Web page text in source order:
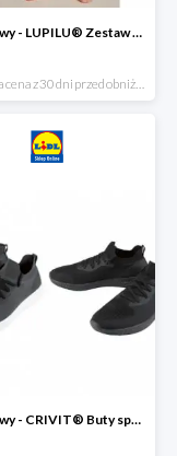
Hit cenowy - LUPILU® Zestaw dziecięcy z biobawełny (body + koszulka + spodenki), 1 komplet
Hit cenowy - CRIVIT® Buty sportowe chłopięce WellWalk, 1 para